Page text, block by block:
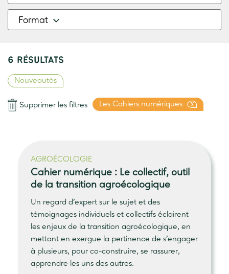
Format
6 RÉSULTATS
Nouveautés
Supprimer les filtres Les Cahiers numériques X
AGROÉCOLOGIE
Cahier numérique : Le collectif, outil
de la transition agroécologique
Un regard d’expert sur le sujet et des
témoignages individuels et collectifs éclairent
les enjeux de la transition agroécologique, en
mettant en exergue la pertinence de s’engager
à plusieurs, pour co-construire, se rassurer,
apprendre les uns des autres.